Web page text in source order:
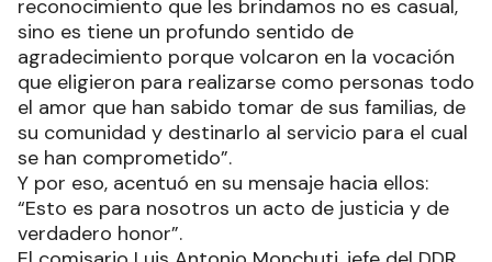
reconocimiento que les brindamos no es casual,
sino es tiene un profundo sentido de
agradecimiento porque volcaron en la vocación
que eligieron para realizarse como personas todo
el amor que han sabido tomar de sus familias, de
su comunidad y destinarlo al servicio para el cual
se han comprometido”.
Y por eso, acentuó en su mensaje hacia ellos:
“Esto es para nosotros un acto de justicia y de
verdadero honor”.